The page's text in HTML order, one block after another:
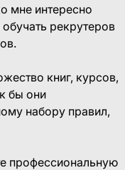
мне интересно
рекрутеров
книг, курсов,
бы они
набору правил,
профессиональную